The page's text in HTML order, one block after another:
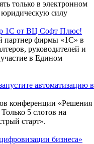
только в электронном
юридическую силу
1С от ВЦ Софт Плюс!
фирмы «1С» в
руководителей и
в Едином
автоматизацию в
конференции «Решения
5 слотов на
старт».
бизнеса»